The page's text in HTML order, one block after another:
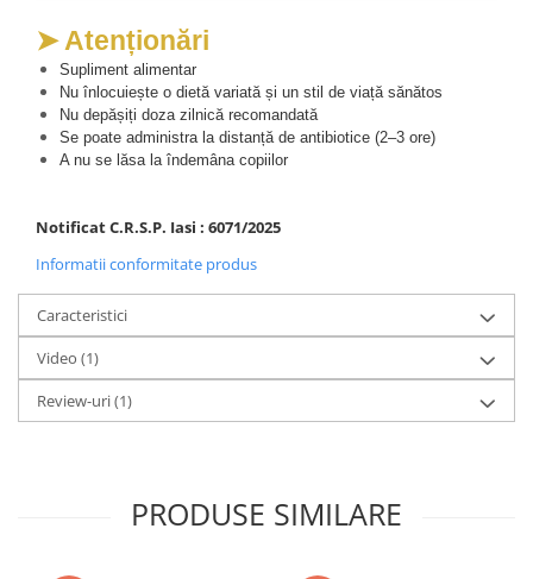
➤ Atenționări
Supliment alimentar
Nu înlocuiește o dietă variată și un stil de viață sănătos
Nu depășiți doza zilnică recomandată
Se poate administra la distanță de antibiotice (2–3 ore)
A nu se lăsa la îndemâna copiilor
Notificat C.R.S.P. Iasi : 6071/2025
Informatii conformitate produs
Caracteristici
Video (1)
Review-uri(1)
PRODUSE SIMILARE